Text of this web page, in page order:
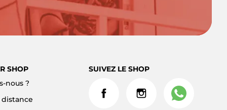
SHOP
nous ?
distance
SUIVEZ LE SHOP